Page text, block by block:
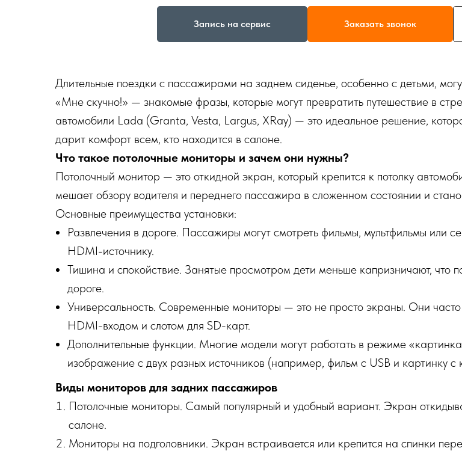
Запись на сервис Заказать звонок
Длительные поездки с пассажирами на заднем сиденье, особенно с детьми,
«Мне скучно!» — знакомые фразы, которые могут превратить путешествие в
автомобили Lada (Granta, Vesta, Largus, XRay) — это идеальное решение,
дарит комфорт всем, кто находится в салоне.
Что такое потолочные мониторы и зачем они нужны?
Потолочный монитор — это откидной экран, который крепится к потолку
мешает обзору водителя и переднего пассажира в сложенном состоянии и
Основные преимущества установки:
Развлечения в дороге. Пассажиры могут смотреть фильмы, мультфильмы или
HDMI-источнику.
Тишина и спокойствие. Занятые просмотром дети меньше капризничают, что
дороге.
Универсальность. Современные мониторы — это не просто экраны. Они
HDMI-входом и слотом для SD-карт.
Дополнительные функции. Многие модели могут работать в режиме
изображение с двух разных источников (например, фильм с USB и картинку
Виды мониторов для задних пассажиров
Потолочные мониторы. Самый популярный и удобный вариант. Экран
салоне.
Мониторы на подголовники. Экран встраивается или крепится на спинки